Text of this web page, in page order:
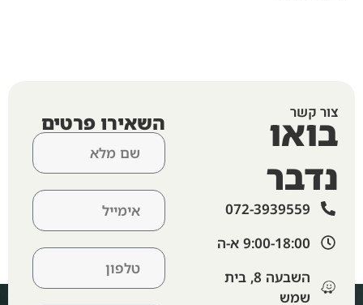
צור קשר
בואו
נדבר
072-3939559
9:00-18:00 א-ה​
השבעה 8, בית
שמש
השאירו פרטים